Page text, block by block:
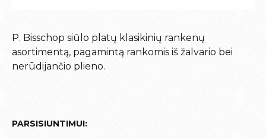
P. Bisschop siūlo platų klasikinių rankenų
asortimentą, pagamintą rankomis iš žalvario bei
nerūdijančio plieno.
PARSISIUNTIMUI: